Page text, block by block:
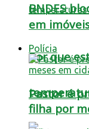
Por que
BNDES
em
Polícia
Pastor é
filha por